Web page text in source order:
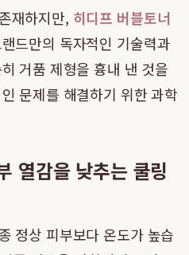
재하지만, 히디프 버블토너
드만의 독자적인 기술력과
거품 제형을 흉내 낸 것을
문제를 해결하기 위한 과학
열감을 낮추는 쿨링
정상 피부보다 온도가 높습